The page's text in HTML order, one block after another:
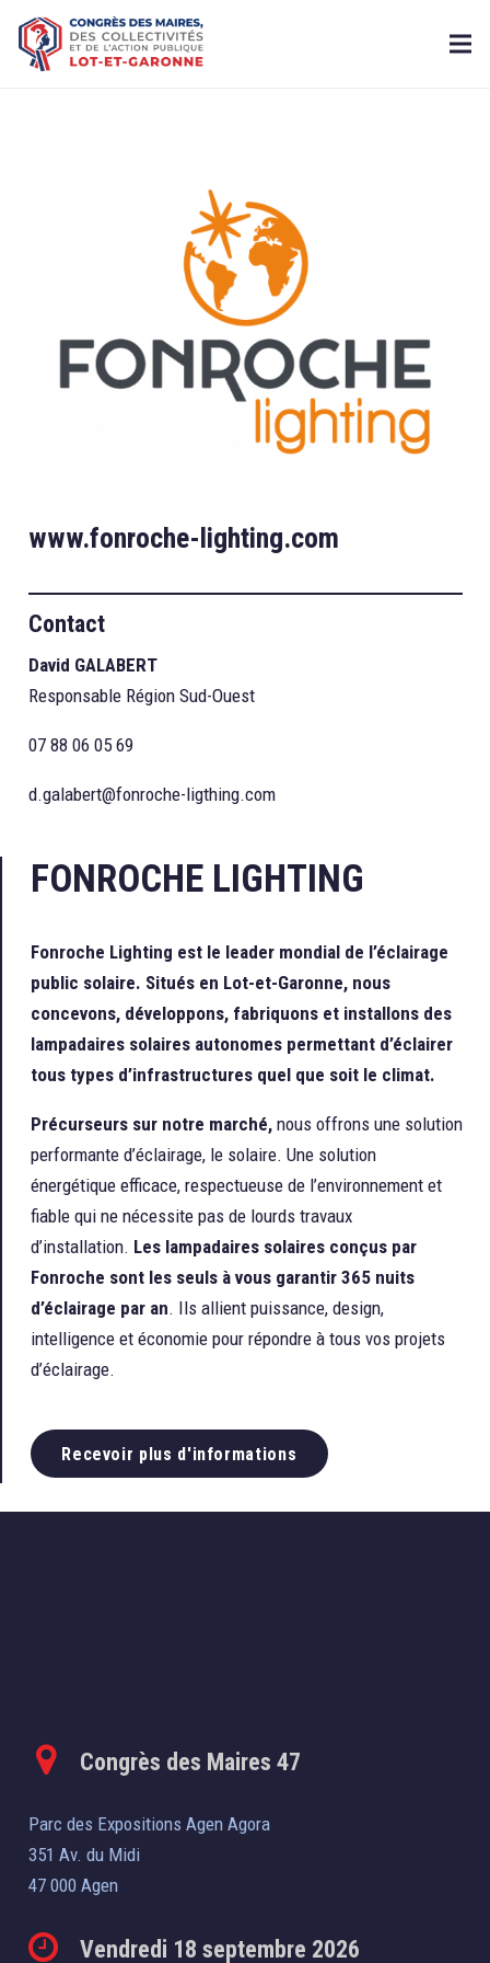
www.fonroche-lighting.com
Contact
David GALABERT
Responsable Région Sud-Ouest
07 88 06 05 69
d.galabert@fonroche-ligthing.com
FONROCHE LIGHTING
Fonroche Lighting est le leader mondial de l’éclairage
public solaire. Situés en Lot-et-Garonne, nous
concevons, développons, fabriquons et installons des
lampadaires solaires autonomes permettant d’éclairer
tous types d’infrastructures quel que soit le climat.
Précurseurs sur notre marché, nous offrons une solution
performante d’éclairage, le solaire. Une solution
énergétique efficace, respectueuse de l’environnement et
fiable qui ne nécessite pas de lourds travaux
d’installation. Les lampadaires solaires conçus par
Fonroche sont les seuls à vous garantir 365 nuits
d’éclairage par an. Ils allient puissance, design,
intelligence et économie pour répondre à tous vos projets
d’éclairage.
Recevoir plus d'informations
Congrès des Maires 47
Parc des Expositions Agen Agora
351 Av. du Midi
47 000 Agen
Vendredi 18 septembre 2026